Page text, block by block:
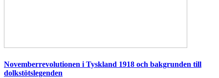
Novemberrevolutionen i Tyskland 1918 och bakgrunden till
dolkstötslegenden